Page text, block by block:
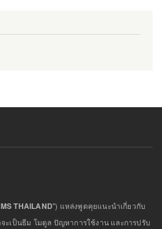
THAILAND") แหล่งพูดคุยแนะนำเกี่ยวกับ
ะเป็นธีม โมดูล ปัญหาการใช้งาน และการปรับ